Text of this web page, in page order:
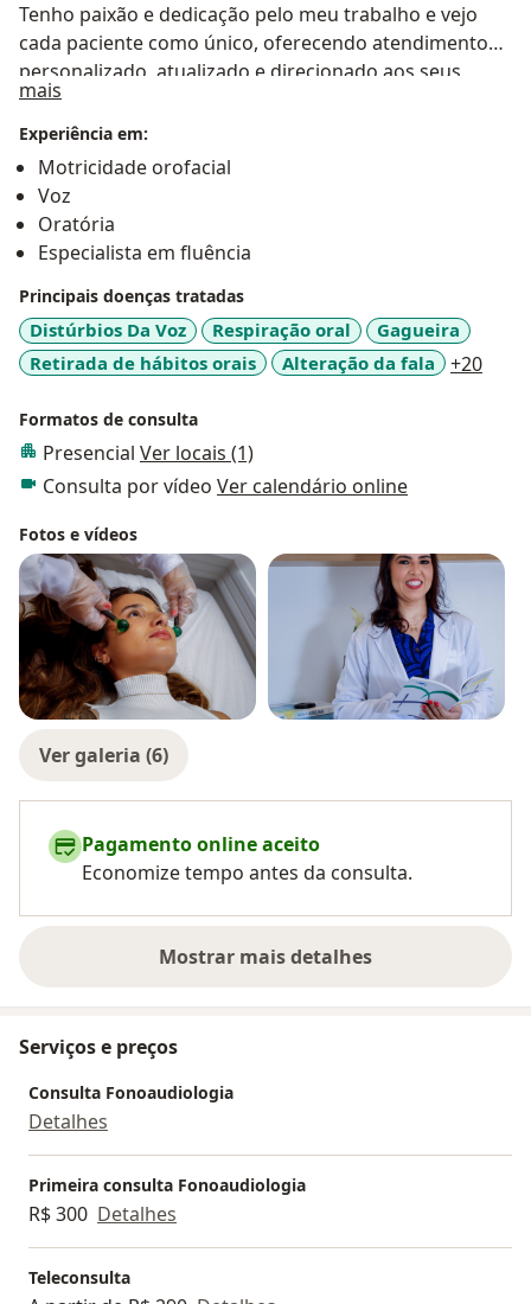
Tenho paixão e dedicação pelo meu trabalho e vejo
cada paciente como único, oferecendo atendimento
personalizado, atualizado e direcionado aos seus
objetivos
mais
Experiência em:
Motricidade orofacial
Voz
Oratória
Especialista em fluência
Principais doenças tratadas
Distúrbios Da Voz Respiração oral
Gagueira
Retirada de hábitos orais
Alteração da fala +20
Formatos de consulta
Presencial Ver locais (1)
Consulta por vídeo Ver calendário online
Fotos e vídeos
Ver galeria (6)
Pagamento online aceito
Economize tempo antes da consulta.
Mostrar mais detalhes
sobre a experiência
Serviços e preços
Consulta Fonoaudiologia
Detalhes
Primeira consulta Fonoaudiologia
R$ 300 Detalhes
Teleconsulta